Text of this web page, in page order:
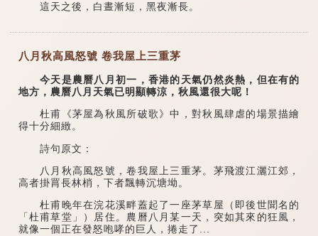
這天之後，白晝漸短，黑夜漸長。
八月秋高風怒號 卷我屋上三重茅
今天是農曆八月初一，香港的天氣仍然炎熱，但在有的
地方，農曆八月天氣已明顯轉涼，秋風還很大呢！
杜甫《茅屋為秋風所破歌》中，對秋風肆虐的場景描繪
得十分細緻。
詩句原文：
八月秋高風怒號，卷我屋上三重茅。茅飛渡江灑江郊，
高者掛罥長林梢，下者飄轉沉塘坳。
杜甫晚年在浣花溪畔蓋起了一座茅草屋（即後世聞名的
「杜甫草堂」）居住。農曆八月某一天，突如其來的狂風，
就像一個正在發怒咆哮的巨人，捲走了...